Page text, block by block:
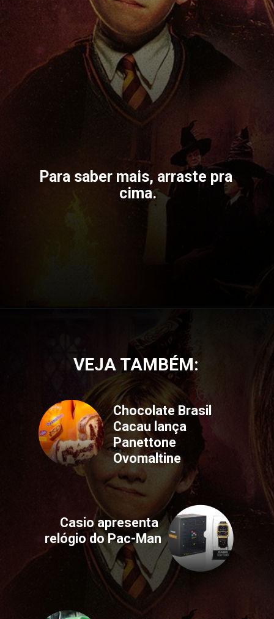
Para saber mais, arraste pra
cima.
VEJA TAMBÉM:
Chocolate Brasil
Cacau lança
Panettone
Ovomaltine
Casio apresenta
relógio do Pac-Man